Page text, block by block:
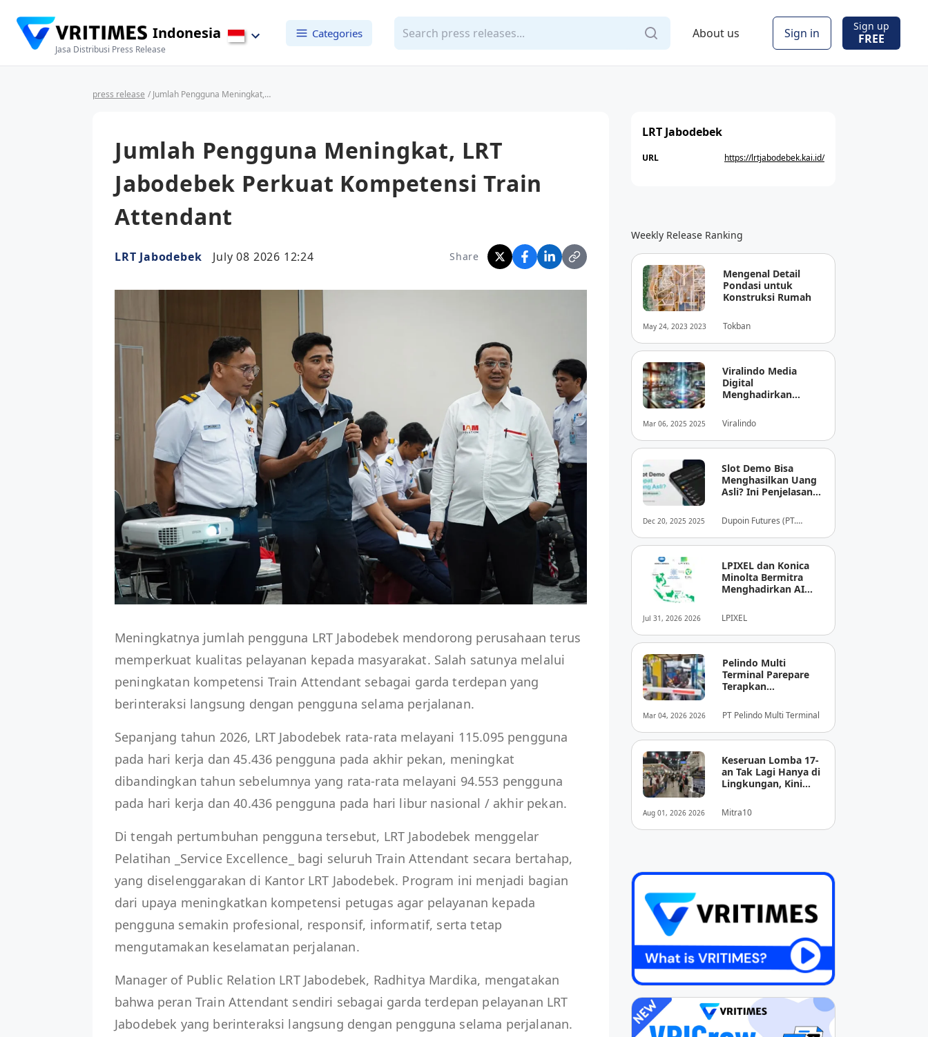
Indonesia
Jasa Distribusi Press Release
Categories About us Sign in Sign up
FREE
press release / Jumlah Pengguna Meningkat, LRT Jabodebek Perkuat Kompetensi Train Attendant
Jumlah Pengguna Meningkat, LRT
Jabodebek Perkuat Kompetensi Train
Attendant
LRT Jabodebek July 08 2026 12:24 Share
Meningkatnya jumlah pengguna LRT Jabodebek mendorong perusahaan terus
memperkuat kualitas pelayanan kepada masyarakat. Salah satunya melalui
peningkatan kompetensi Train Attendant sebagai garda terdepan yang
berinteraksi langsung dengan pengguna selama perjalanan.
Sepanjang tahun 2026, LRT Jabodebek rata-rata melayani 115.095 pengguna
pada hari kerja dan 45.436 pengguna pada akhir pekan, meningkat
dibandingkan tahun sebelumnya yang rata-rata melayani 94.553 pengguna
pada hari kerja dan 40.436 pengguna pada hari libur nasional / akhir pekan.
Di tengah pertumbuhan pengguna tersebut, LRT Jabodebek menggelar
Pelatihan _Service Excellence_ bagi seluruh Train Attendant secara bertahap,
yang diselenggarakan di Kantor LRT Jabodebek. Program ini menjadi bagian
dari upaya meningkatkan kompetensi petugas agar pelayanan kepada
pengguna semakin profesional, responsif, informatif, serta tetap
mengutamakan keselamatan perjalanan.
Manager of Public Relation LRT Jabodebek, Radhitya Mardika, mengatakan
bahwa peran Train Attendant sendiri sebagai garda terdepan pelayanan LRT
Jabodebek yang berinteraksi langsung dengan pengguna selama perjalanan.
LRT Jabodebek
URL https://lrtjabodebek.kai.id/
Weekly Release Ranking
May 24, 2023 2023
Mengenal Detail
Pondasi untuk
Konstruksi Rumah
Tokban
Mar 06, 2025 2025
Viralindo Media
Digital
Menghadirkan
Dunia Media Digital
Indonesia
Viralindo
Dec 20, 2025 2025
Slot Demo Bisa
Menghasilkan Uang
Asli? Ini Penjelasan
Dupoin Futures (PT.
Jul 31, 2026 2026
LPIXEL dan Konica
Minolta Bermitra
Menghadirkan AI
Diagnosis Berbasis
Pencitraan Medis
“EIRL” di ASEAN
LPIXEL
Mar 04, 2026 2026
Pelindo Multi
Terminal Parepare
Terapkan
Nontunai di Pintu
Masuk Pelabuhan
Nusantara
PT Pelindo Multi Terminal
Aug 01, 2026 2026
Keseruan Lomba 17-
an Tak Lagi Hanya di
Lingkungan, Kini
Berbelanja
Mitra10